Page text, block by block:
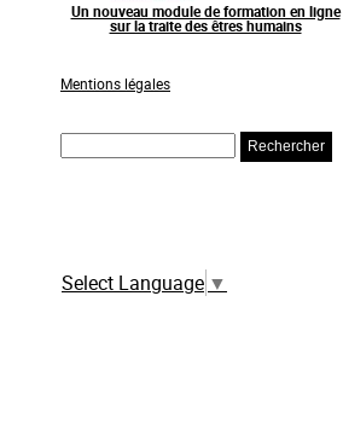
Raising awareness on the sidelines of major
sporting events
Mentions légales
Select Language ▼